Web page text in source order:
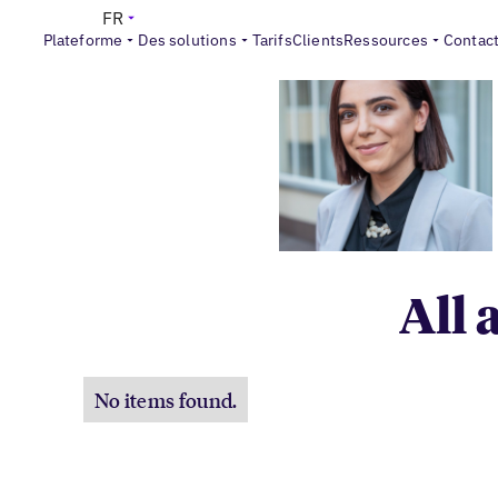
Plateforme Des solutions TarifsClientsRessources
FR
All
No items found.